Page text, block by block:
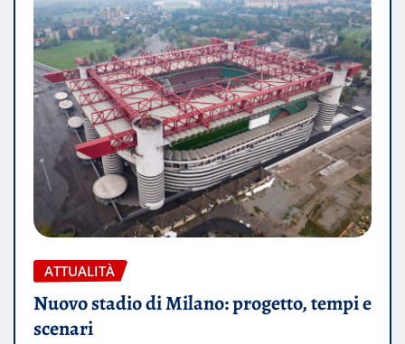
ATTUALITÀ
Nuovo stadio di Milano: progetto, tempi e
scenari